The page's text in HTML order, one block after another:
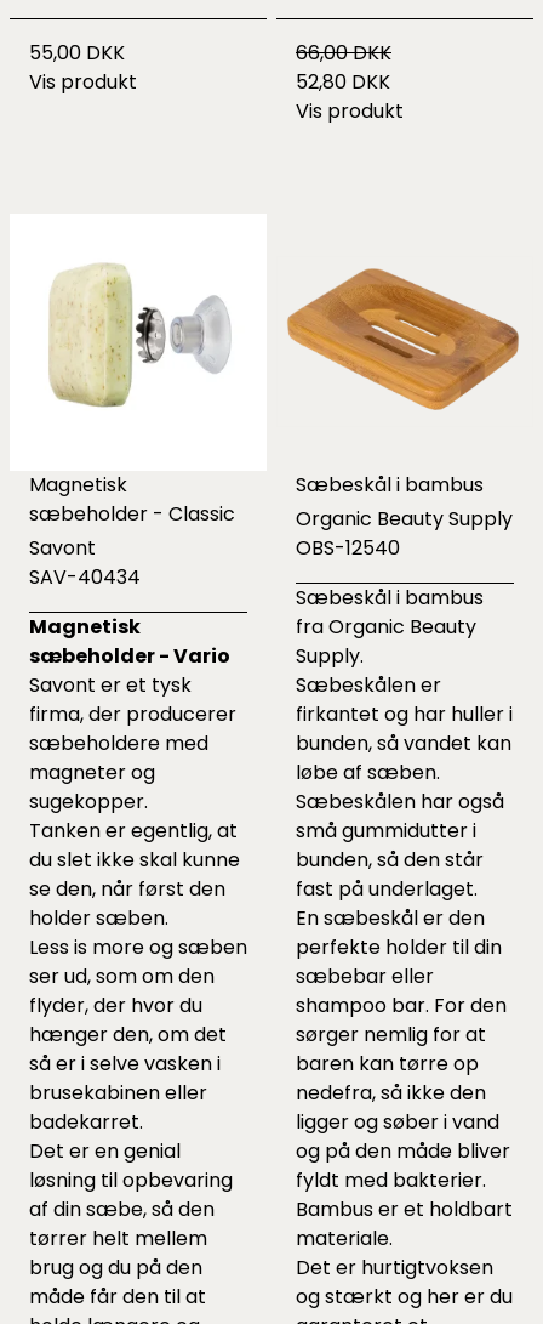
55,00 DKK
Vis produkt
66,00 DKK
52,80 DKK
Vis produkt
Magnetisk
sæbeholder - Classic
Savont
SAV-40434
Magnetisk
sæbeholder - Vario
Savont er et tysk
firma, der producerer
sæbeholdere med
magneter og
sugekopper.
Tanken er egentlig, at
du slet ikke skal kunne
se den, når først den
holder sæben.
Less is more og sæben
ser ud, som om den
flyder, der hvor du
hænger den, om det
så er i selve vasken i
brusekabinen eller
badekarret.
Det er en genial
løsning til opbevaring
af din sæbe, så den
tørrer helt mellem
brug og du på den
måde får den til at
Sæbeskål i bambus
Organic Beauty Supply
OBS-12540
Sæbeskål i bambus
fra Organic Beauty
Supply.
Sæbeskålen er
firkantet og har huller i
bunden, så vandet kan
løbe af sæben.
Sæbeskålen har også
små gummidutter i
bunden, så den står
fast på underlaget.
En sæbeskål er den
perfekte holder til din
sæbebar eller
shampoo bar. For den
sørger nemlig for at
baren kan tørre op
nedefra, så ikke den
ligger og søber i vand
og på den måde bliver
fyldt med bakterier.
Bambus er et holdbart
materiale.
Det er hurtigtvoksen
og stærkt og her er du